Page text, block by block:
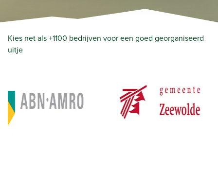
Kies net als +1100 bedrijven voor een goed georganiseerd
uitje